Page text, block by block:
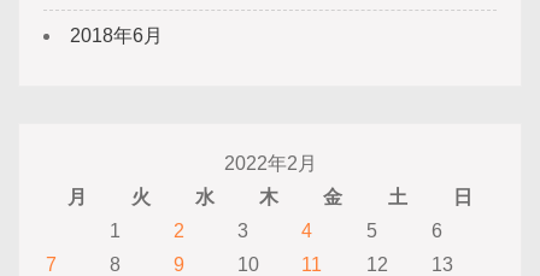
2018年6月
2022年2月
月
火 水 木 金 土
日
1
2 3 4 5
6
7
8 9 10 11 12
13